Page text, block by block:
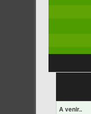
A venir..